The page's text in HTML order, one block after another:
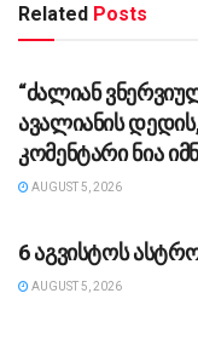
Related Posts
ᲡᲐᲖᲝᲒᲐᲓᲝᲔᲑᲐ
“ძა­ლი­ან
ავა­ლი­ა­ნის
კომენტარი ნია
AUGUST 5, 2026
6 აგვისტოს
AUGUST 5, 2026